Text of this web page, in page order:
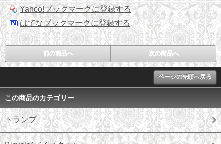
Yahoo!ブックマークに登録する
はてなブックマークに登録する
前の商品へ 次の商品へ
ページの先頭へ戻る
この商品のカテゴリー
トランプ